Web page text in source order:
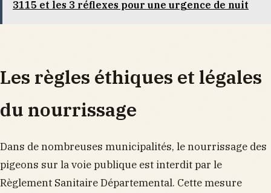
3115 et les 3 réflexes pour une urgence de nuit
Les règles éthiques et légales
du nourrissage
Dans de nombreuses municipalités, le nourrissage des
pigeons sur la voie publique est interdit par le
Règlement Sanitaire Départemental. Cette mesure